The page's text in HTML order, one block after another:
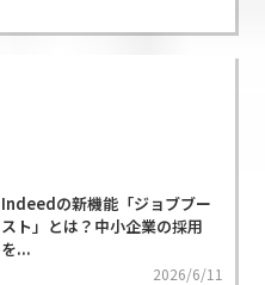
Indeedの新機能「ジョブブー
スト」とは？中小企業の採用
を...
2026/6/11